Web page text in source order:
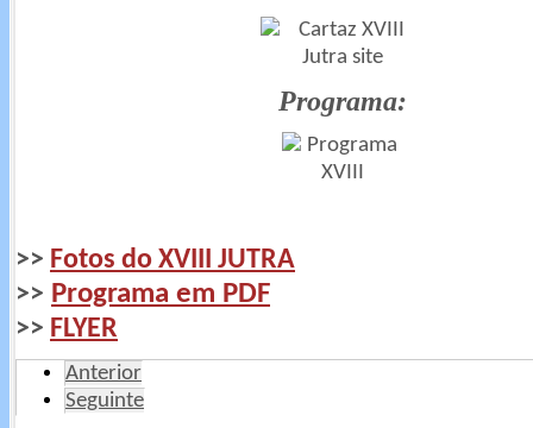
Programa:
>> Fotos do XVIII JUTRA
>> Programa em PDF
>> FLYER
Anterior
Seguinte